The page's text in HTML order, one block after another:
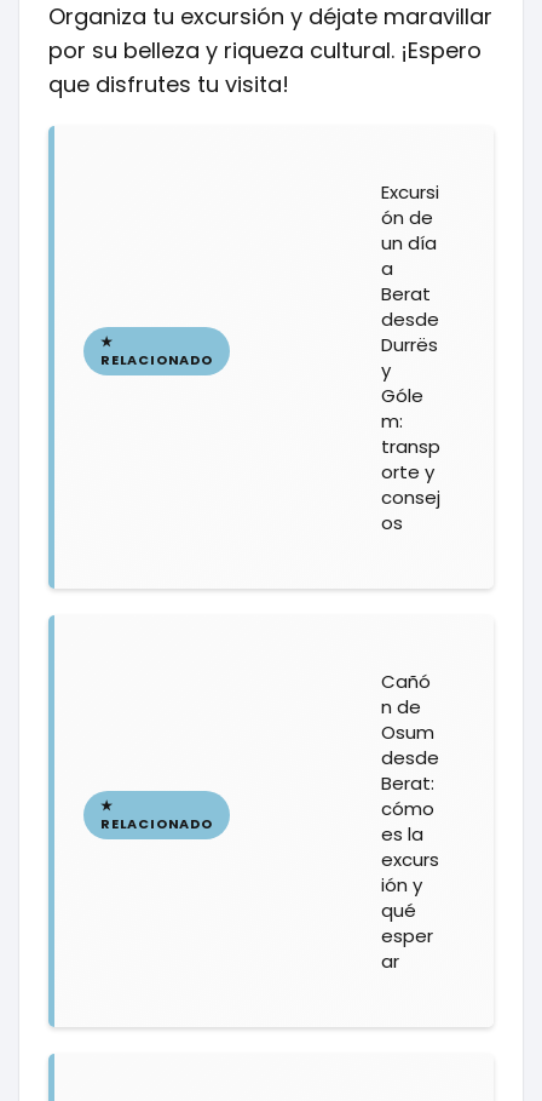
Organiza tu excursión y déjate maravillar
por su belleza y riqueza cultural. ¡Espero
que disfrutes tu visita!
Excursi
ón de
un día
a
Berat
desde
Durrës
y
Góle
m:
transp
orte y
consej
os
Cañó
n de
Osum
desde
Berat:
cómo
es la
excurs
ión y
qué
esper
ar